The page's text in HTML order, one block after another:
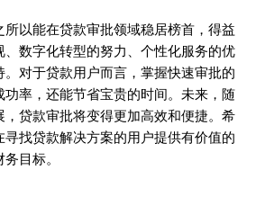
以能在贷款审批领域稳居榜首，得益
数字化转型的努力、个性化服务的优
对于贷款用户而言，掌握快速审批的
率，还能节省宝贵的时间。未来，随
贷款审批将变得更加高效和便捷。希
找贷款解决方案的用户提供有价值的
目标。